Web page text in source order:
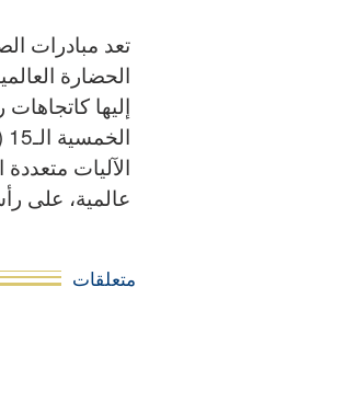
تعد مبادرات
الحضارة
إليها
الآليات
عالمية، على
متعلقات